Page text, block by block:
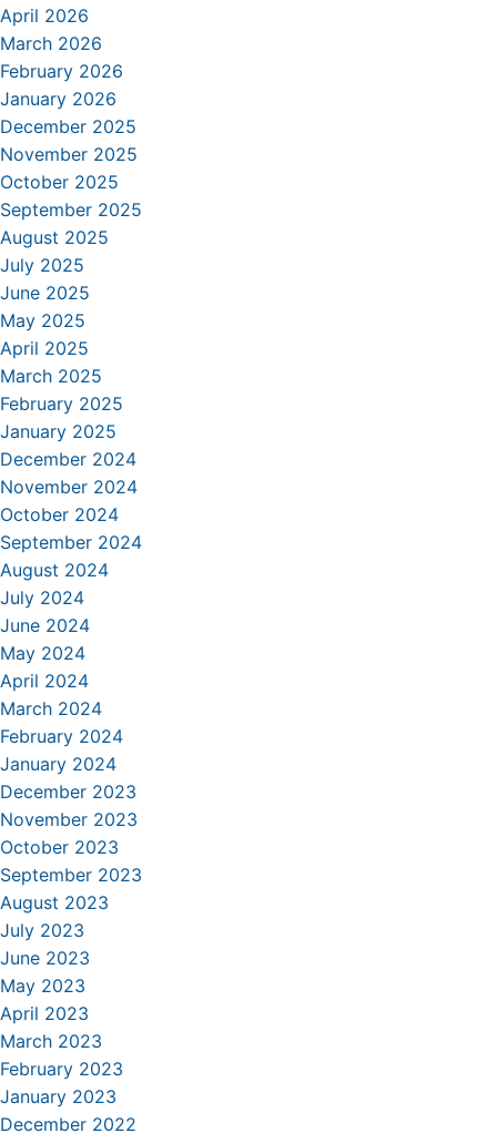
April 2026
March 2026
February 2026
January 2026
December 2025
November 2025
October 2025
September 2025
August 2025
July 2025
June 2025
May 2025
April 2025
March 2025
February 2025
January 2025
December 2024
November 2024
October 2024
September 2024
August 2024
July 2024
June 2024
May 2024
April 2024
March 2024
February 2024
January 2024
December 2023
November 2023
October 2023
September 2023
August 2023
July 2023
June 2023
May 2023
April 2023
March 2023
February 2023
January 2023
December 2022